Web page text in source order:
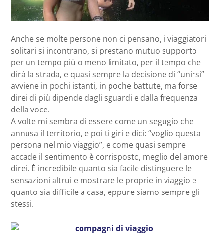
Anche se molte persone non ci pensano, i viaggiatori
solitari si incontrano, si prestano mutuo supporto
per un tempo più o meno limitato, per il tempo che
dirà la strada, e quasi sempre la decisione di “unirsi”
avviene in pochi istanti, in poche battute, ma forse
direi di più dipende dagli sguardi e dalla frequenza
della voce.
A volte mi sembra di essere come un segugio che
annusa il territorio, e poi ti giri e dici: “voglio questa
persona nel mio viaggio”, e come quasi sempre
accade il sentimento è corrisposto, meglio del amore
direi. È incredibile quanto sia facile distinguere le
sensazioni altrui e mostrare le proprie in viaggio e
quanto sia difficile a casa, eppure siamo sempre gli
stessi.